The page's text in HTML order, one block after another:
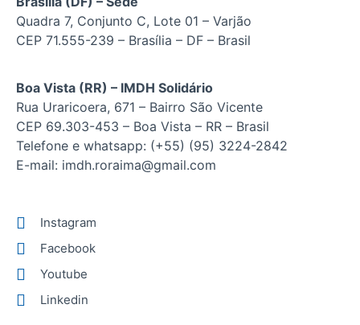
Quadra 7, Conjunto C, Lote 01 – Varjão
CEP 71.555-239 – Brasília – DF – Brasil
Boa Vista (RR) – IMDH Solidário
Rua Uraricoera, 671 – Bairro São Vicente
CEP 69.303-453 – Boa Vista – RR – Brasil
Telefone e whatsapp: (+55) (95) 3224-2842
E-mail: imdh.roraima@gmail.com
Instagram
Facebook
Youtube
Linkedin